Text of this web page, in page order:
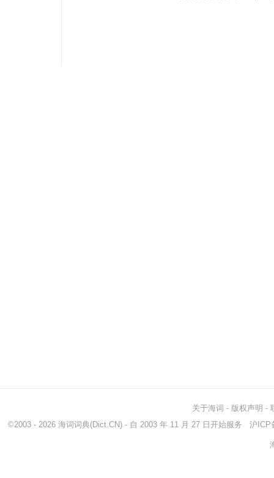
关于海词 - 版权声明 -
©2003 - 2026 海词词典(Dict.CN) - 自 2003 年 11 月 27 日开始服务 沪ICP